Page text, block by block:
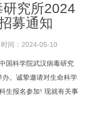
究所2024
募通知
时间：2024-05-10
科学院武汉病毒研究
办。诚挚邀请对生命科学
生报名参加! 现就有关事